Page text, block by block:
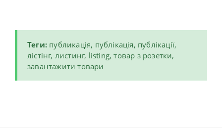
Теги: публикація, публікація, публікації,
лістінг, листинг, listing, товар з розетки,
завантажити товари